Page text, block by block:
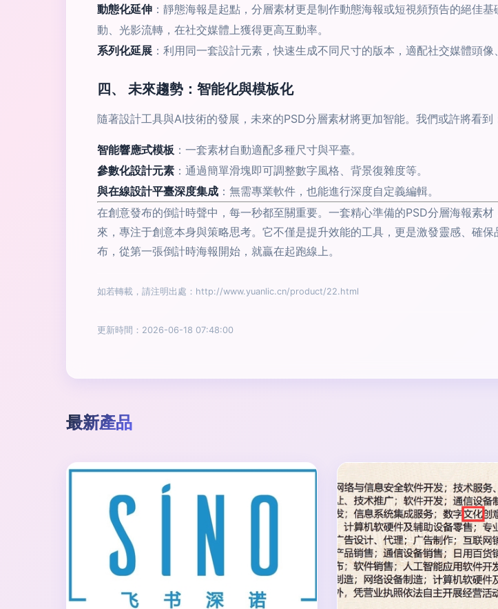
動態化延伸 ：靜態海報是起點，分層素材更是制作動態海報或短視頻預告的絕
動、光影流轉，在社交媒體上獲得更高互動率。
系列化延展 ：利用同一套設計元素，快速生成不同尺寸的版本，適配社交媒體頭
四、 未來趨勢：智能化與模板化
隨著設計工具與AI技術的發展，未來的PSD分層素材將更加智能。我們或許將看到
智能響應式模板 ：一套素材自動適配多種尺寸與平臺。
參數化設計元素 ：通過簡單滑塊即可調整數字風格、背景復雜度等。
與在線設計平臺深度集成 ：無需專業軟件，也能進行深度自定義編輯。
在創意發布的倒計時聲中，每一秒都至關重要。一套精心準備的PSD分層海報素
來，專注于創意本身與策略思考。它不僅是提升效能的工具，更是激發靈感、確
布，從第一張倒計時海報開始，就贏在起跑線上。
如若轉載，請注明出處：http://www.yuanlic.cn/product/22.html
更新時間：2026-06-18 07:48:00
最新產品